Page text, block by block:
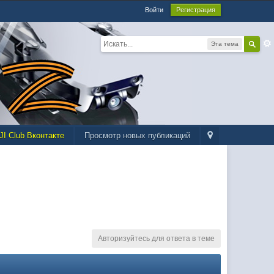
Войти Регистрация
Эта тема
Просмотр новых публикаций
Club Вконтакте
Авторизуйтесь для ответа в теме